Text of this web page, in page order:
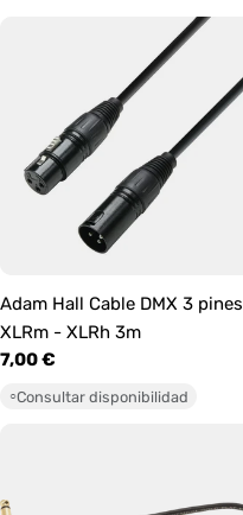
Adam Hall Cable DMX 3 pines
XLRm - XLRh 3m
Precio
7,00 €
○Consultar disponibilidad